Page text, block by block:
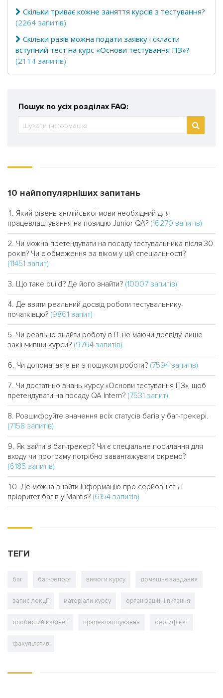
Скільки триває кожне заняття курсів з тестування?
(2264 запитів)
Скільки разів можна подати заявку і скласти
вступний тест на курс «Основи тестування ПЗ»?
(2114 запитів)
Пошук по усіх розділах FAQ:
10 найпопулярніших запитань
Який рівень англійської мови необхідний для
працевлаштування на позицію Junior QA? (16270 запитів)
Чи можна претендувати на посаду тестувальника після 30
років? Чи є обмеження за віком у цій спеціальності?
(11451 запит)
Що таке build? Де його знайти? (10007 запитів)
Де взяти реальний досвід роботи тестувальнику-
початківцю? (9861 запит)
Чи реально знайти роботу в IT не маючи досвіду, лише
закінчивши курси? (9764 запитів)
Чи допомагаєте ви з пошуком роботи? (7594 запитів)
Чи достатньо знань курсу «Основи тестування ПЗ», щоб
претендувати на посаду QA Intern? (7531 запит)
Розшифруйте значення всіх статусів багів у баг-трекері.
(7158 запитів)
Як зайти в баг-трекер? Чи є спеціальне посилання для
входу чи програму потрібно завантажувати окремо?
(6185 запитів)
Де можна знайти інформацію про серйозність і
пріоритет багів у Mantis? (6154 запитів)
ТЕГИ
баг баг-репорт вимоги курсу домашнє завдання
запис лекції матеріали курсу організаційні питання
особистий кабінет працевлаштування сертифікат
факультатив